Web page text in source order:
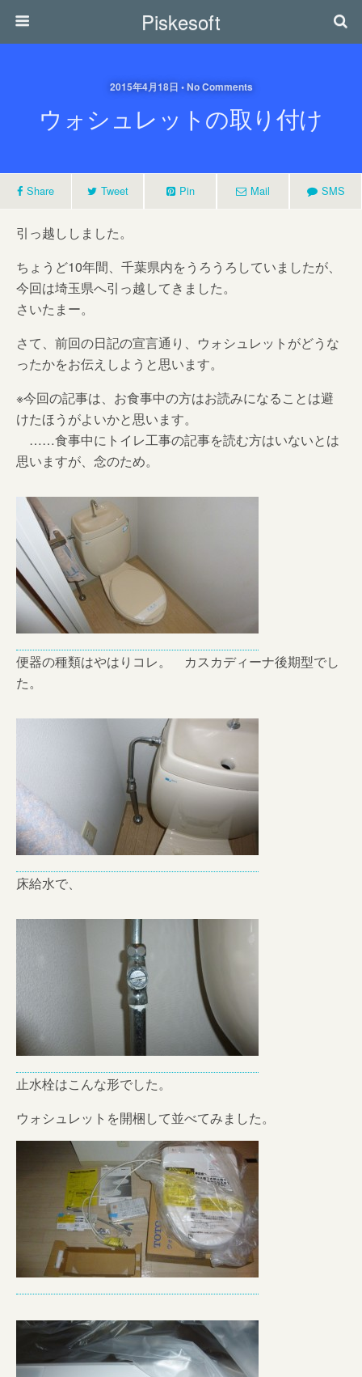
Piskesoft
2015年4月18日 • No Comments
ウォシュレットの取り付け
Share Tweet Pin Mail SMS
引っ越ししました。
ちょうど10年間、千葉県内をうろうろしていましたが、
今回は埼玉県へ引っ越してきました。
さいたまー。
さて、前回の日記の宣言通り、ウォシュレットがどうな
ったかをお伝えしようと思います。
※今回の記事は、お食事中の方はお読みになることは避
けたほうがよいかと思います。
……食事中にトイレ工事の記事を読む方はいないとは
思いますが、念のため。
便器の種類はやはりコレ。 カスカディーナ後期型でし
た。
床給水で、
止水栓はこんな形でした。
ウォシュレットを開梱して並べてみました。